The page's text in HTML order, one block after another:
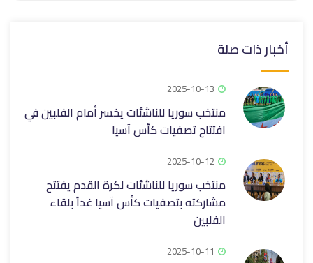
أخبار ذات صلة
2025-10-13
منتخب سوريا للناشئات يخسر أمام الفلبين في
افتتاح تصفيات كأس آسيا
2025-10-12
منتخب سوريا للناشئات لكرة القدم يفتتح
مشاركته بتصفيات كأس آسيا غداً بلقاء
الفلبين
2025-10-11